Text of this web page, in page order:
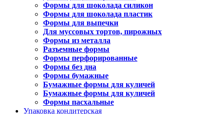
Формы для шоколада силикон
Формы для шоколада пластик
Формы для выпечки
Для муссовых тортов, пирожных
Формы из металла
Разъемные формы
Формы перфорированные
Формы без дна
Формы бумажные
Бумажные формы для куличей
Бумажные формы для куличей
Формы пасхальные
Упаковка кондитерская